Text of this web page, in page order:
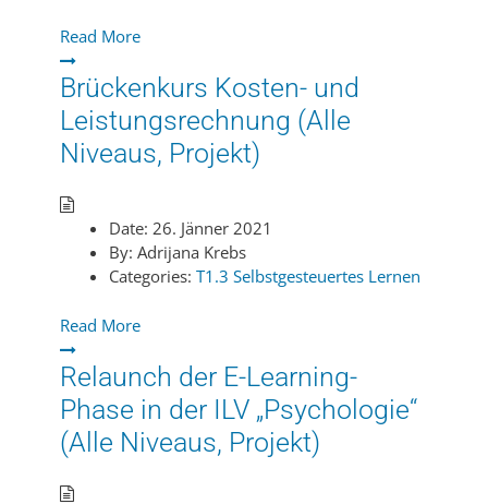
Read More
Brückenkurs Kosten- und
Leistungsrechnung (Alle
Niveaus, Projekt)
Date: 26. Jänner 2021
By: Adrijana Krebs
Categories: T1.3 Selbstgesteuertes Lernen
Read More
Relaunch der E-Learning-
Phase in der ILV „Psychologie“
(Alle Niveaus, Projekt)